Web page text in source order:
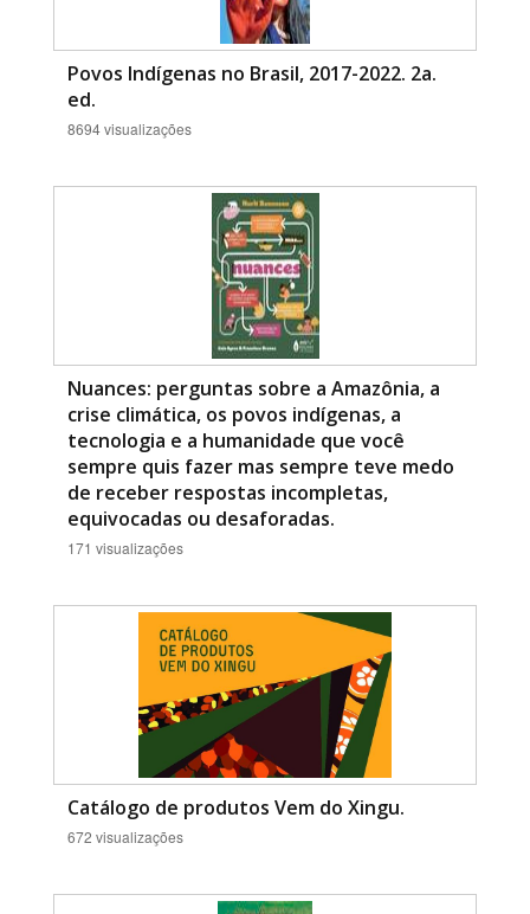
Povos Indígenas no Brasil, 2017-2022. 2a.
ed.
8694 visualizações
Nuances: perguntas sobre a Amazônia, a
crise climática, os povos indígenas, a
tecnologia e a humanidade que você
sempre quis fazer mas sempre teve medo
de receber respostas incompletas,
equivocadas ou desaforadas.
171 visualizações
Catálogo de produtos Vem do Xingu.
672 visualizações